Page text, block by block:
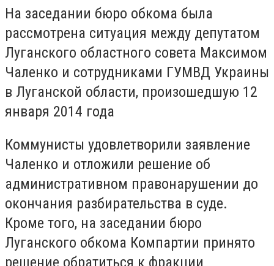
На заседании бюро обкома была
рассмотрена ситуация между депутатом
Луганского областного совета Максимом
Чаленко и сотрудниками ГУМВД Украины
в Луганской области, произошедшую 12
января 2014 года
Коммунисты удовлетворили заявление
Чаленко и отложили решение об
административном правонарушении до
окончания разбирательства в суде.
Кроме того, на заседании бюро
Луганского обкома Компартии принято
решение обратиться к фракции